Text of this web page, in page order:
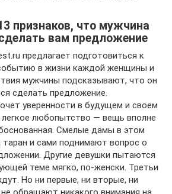
признаков, что мужчина
вам предложение
предлагает подготовиться к
в жизни каждой женщины и
мужчины подсказывают, что он
сделать предложение.
уверенности в будущем и своем
легкое любопытство — вещь вполне
Смелые дамы в этом
таран и сами поднимают вопрос о
Другие девушки пытаются
теме мягко, по-женски. Третьи
Но ни первые, ни вторые, ни